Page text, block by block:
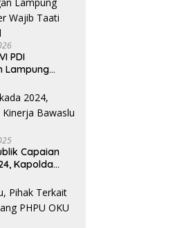
PDI
Lampung
Taati Aturan
Solid
Capaian
Kapolda
Jajaran